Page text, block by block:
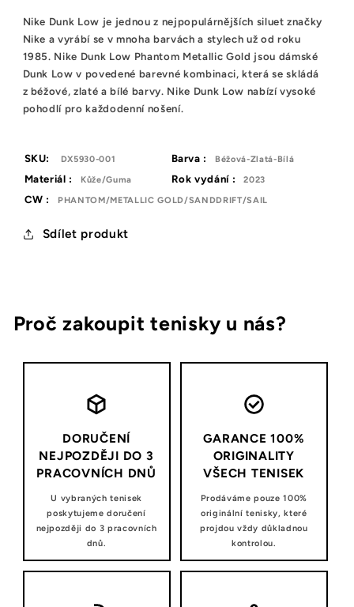
Nike Dunk Low je jednou z nejpopulárnějších siluet značky
Nike a vyrábí se v mnoha barvách a stylech už od roku
1985. Nike Dunk Low Phantom Metallic Gold jsou dámské
Dunk Low v povedené barevné kombinaci, která se skládá
z béžové, zlaté a bílé barvy. Nike Dunk Low nabízí vysoké
pohodlí pro každodenní nošení.
SKU: DX5930-001 Barva : Béžová-Zlatá-Bílá
Materiál : Kůže/Guma Rok vydání : 2023
CW : PHANTOM/METALLIC GOLD/SANDDRIFT/SAIL
Sdílet produkt
Proč zakoupit tenisky u nás?
DORUČENÍ
NEJPOZDĚJI DO 3
PRACOVNÍCH DNŮ
U vybraných tenisek
poskytujeme doručení
nejpozději do 3 pracovních
dnů.
GARANCE 100%
ORIGINALITY
VŠECH TENISEK
Prodáváme pouze 100%
originální tenisky, které
projdou vždy důkladnou
kontrolou.